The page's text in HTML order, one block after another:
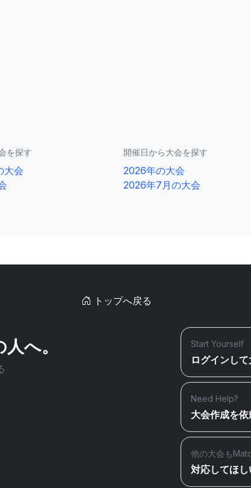
を探す
大会
開催日から大会を探す
2026年の大会
2026年7月の大会
トップへ戻る
へ。 Start Yourself
ログインし
Need Help?
大会作成を
他の大会も
対応してほ